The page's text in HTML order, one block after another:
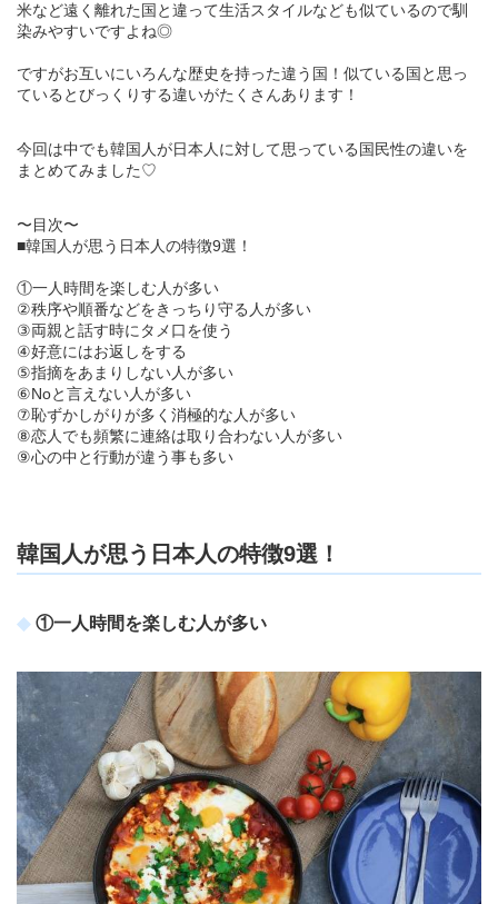
米など遠く離れた国と違って生活スタイルなども似ているので馴
染みやすいですよね◎
ですがお互いにいろんな歴史を持った違う国！似ている国と思っ
ているとびっくりする違いがたくさんあります！
今回は中でも韓国人が日本人に対して思っている国民性の違いを
まとめてみました♡
〜目次〜
■韓国人が思う日本人の特徴9選！
①一人時間を楽しむ人が多い
②秩序や順番などをきっちり守る人が多い
③両親と話す時にタメ口を使う
④好意にはお返しをする
⑤指摘をあまりしない人が多い
⑥Noと言えない人が多い
⑦恥ずかしがりが多く消極的な人が多い
⑧恋人でも頻繁に連絡は取り合わない人が多い
⑨心の中と行動が違う事も多い
韓国人が思う日本人の特徴9選！
①一人時間を楽しむ人が多い